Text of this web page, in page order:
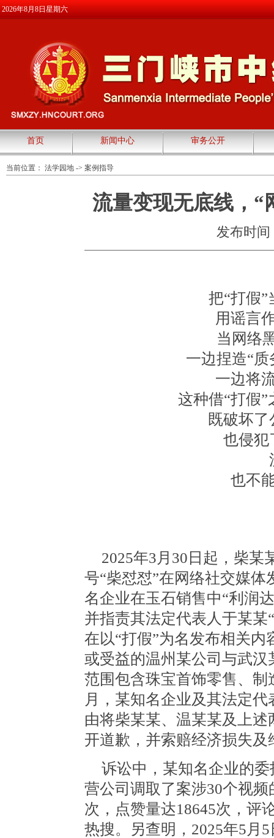
2026年8月8日星期六
首页 新闻中心 审务公开
当前位置： 法学园地 -> 案例指导
流量变现无底线，“
发布时间
把“打假
用谣言
当网络
一边捏造“
一边将
这种借“打假
既破坏
也侵犯
也不
2025年3月30日起，柴某
号“柴怼怼”在网络社交媒
名企业在玉石销售中“利润
并指责其法定代表人于某某
在以“打假”为名发布相关
或受益的温州某公司与武
范围包含珠宝首饰零售、
月，某知名企业及其法定
由将柴某某、温某某及上
开道歉，并索赔经济损失
诉讼中，某知名企业的
营公司调取了案涉30个视
次，点赞量达18645次，评
热搜。另查明，2025年5月